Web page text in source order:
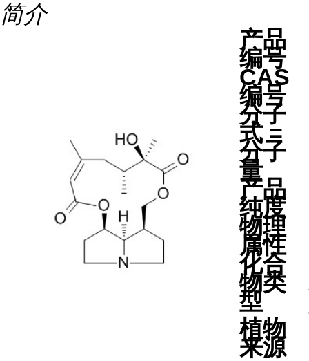
简介
产品
编号
CAS
编号
分子
式 =
分子
量
产品
纯度
物理
属性
化合
物类
型
植物
来源